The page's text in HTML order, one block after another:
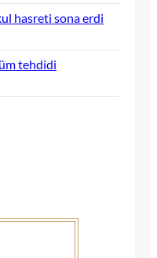
hasreti sona erdi
tehdidi